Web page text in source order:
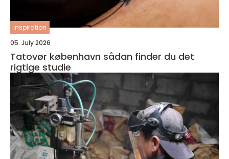
inspiration
05. July 2026
Tatovør københavn sådan finder du det
rigtige studie